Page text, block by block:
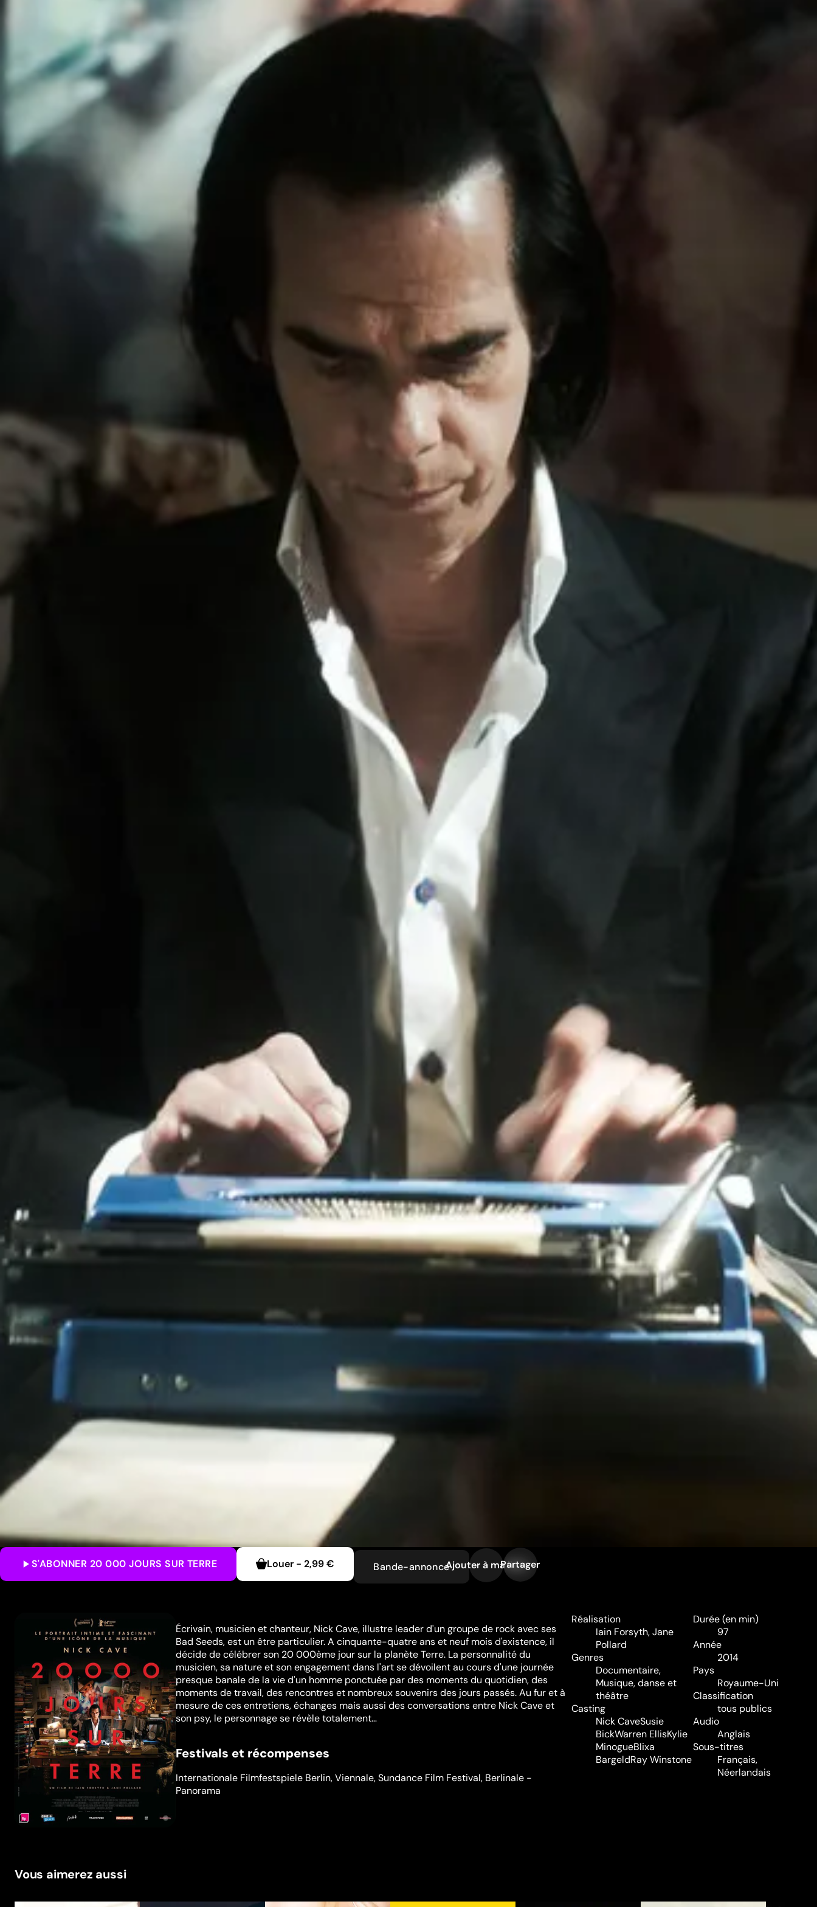
S'ABONNER 20 000 JOURS SUR TERRE Louer - 2,99 € Bande-annonceAjouter à ma liste
Partager
Écrivain, musicien et chanteur, Nick Cave, illustre leader d'un groupe de rock avec ses
Bad Seeds, est un être particulier. A cinquante-quatre ans et neuf mois d'existence, il
décide de célébrer son 20 000ème jour sur la planète Terre. La personnalité du
musicien, sa nature et son engagement dans l'art se dévoilent au cours d'une journée
presque banale de la vie d'un homme ponctuée par des moments du quotidien, des
moments de travail, des rencontres et nombreux souvenirs des jours passés. Au fur et à
mesure de ces entretiens, échanges mais aussi des conversations entre Nick Cave et
son psy, le personnage se révèle totalement…
Festivals et récompenses
Internationale Filmfestspiele Berlin,Viennale,Sundance Film Festival, Berlinale -
Panorama
Réalisation
Iain Forsyth,Jane
Pollard
Genres
Documentaire,
Musique, danse et
théâtre
Casting
Nick CaveSusie
BickWarren EllisKylie
MinogueBlixa
BargeldRay Winstone
Durée (en min)
97
Année
2014
Pays
Royaume-Uni
Classification
tous publics
Audio
Anglais
Sous-titres
Français,
Néerlandais
Vous aimerez aussi